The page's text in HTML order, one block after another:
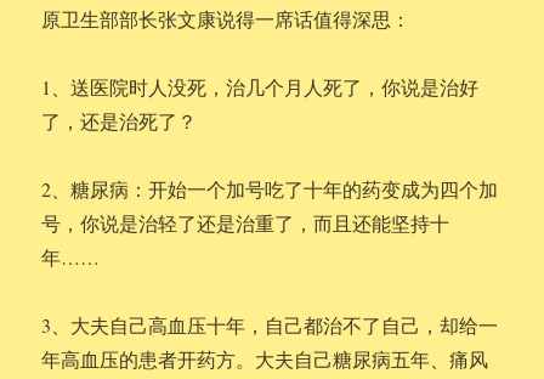
原卫生部部长张文康说得一席话值得深思：
1、送医院时人没死，治几个月人死了，你说是治好
了，还是治死了？
2、糖尿病：开始一个加号吃了十年的药变成为四个加
号，你说是治轻了还是治重了，而且还能坚持十
年……
3、大夫自己高血压十年，自己都治不了自己，却给一
年高血压的患者开药方。大夫自己糖尿病五年、痛风